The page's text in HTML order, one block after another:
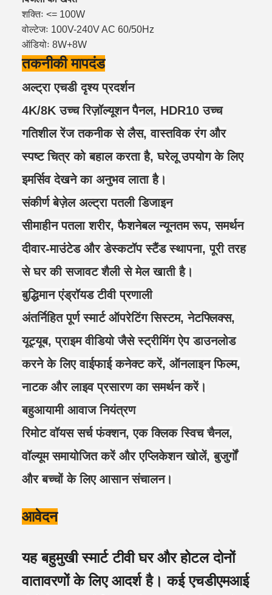
शक्तिः <= 100W
वोल्टेजः 100V-240V AC 60/50Hz
ऑडियोः 8W+8W
तकनीकी मापदंड
अल्ट्रा एचडी दृश्य प्रदर्शन
4K/8K उच्च रिज़ॉल्यूशन पैनल, HDR10 उच्च
गतिशील रेंज तकनीक से लैस, वास्तविक रंग और
स्पष्ट चित्र को बहाल करता है, घरेलू उपयोग के लिए
इमर्सिव देखने का अनुभव लाता है।
संकीर्ण बेज़ेल अल्ट्रा पतली डिजाइन
सीमाहीन पतला शरीर, फैशनेबल न्यूनतम रूप, समर्थन
दीवार-माउंटेड और डेस्कटॉप स्टैंड स्थापना, पूरी तरह
से घर की सजावट शैली से मेल खाती है।
बुद्धिमान एंड्रॉयड टीवी प्रणाली
अंतर्निहित पूर्ण स्मार्ट ऑपरेटिंग सिस्टम, नेटफ्लिक्स,
यूट्यूब, प्राइम वीडियो जैसे स्ट्रीमिंग ऐप डाउनलोड
करने के लिए वाईफाई कनेक्ट करें, ऑनलाइन फिल्म,
नाटक और लाइव प्रसारण का समर्थन करें।
बहुआयामी आवाज नियंत्रण
रिमोट वॉयस सर्च फंक्शन, एक क्लिक स्विच चैनल,
वॉल्यूम समायोजित करें और एप्लिकेशन खोलें, बुजुर्गों
और बच्चों के लिए आसान संचालन।
आवेदन
यह बहुमुखी स्मार्ट टीवी घर और होटल दोनों
वातावरणों के लिए आदर्श है। कई एचडीएमआई